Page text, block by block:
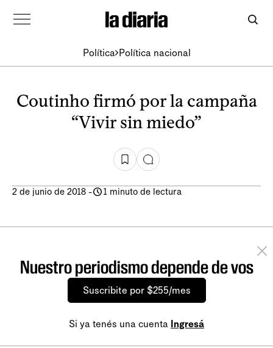
Política Política nacional
Coutinho firmó por la campaña
“Vivir sin miedo”
2 de junio de 2018 - 1 minuto de lectura
Nuestro periodismo depende de vos
Suscribite por $255/mes
Si ya tenés una cuenta Ingresá